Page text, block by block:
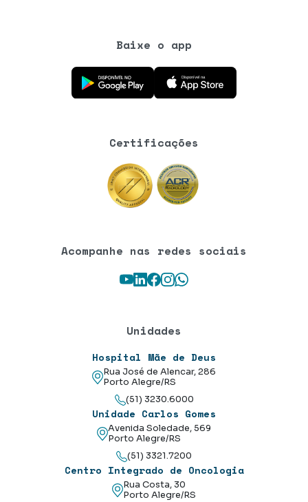
Baixe o app
Baixe o aplicativo na Google Play Store
Baixe o aplicativo na App Store
Certificações
Acompanhe nas redes sociais
Youtube
LinkedIn
Facebook
Instagram
WhatsApp
Unidades
Hospital Mãe de Deus
Rua José de Alencar, 286
Porto Alegre/RS
(51) 3230.6000
Unidade Carlos Gomes
Avenida Soledade, 569
Porto Alegre/RS
(51) 3321.7200
Centro Integrado de Oncologia
Rua Costa, 30
Porto Alegre/RS